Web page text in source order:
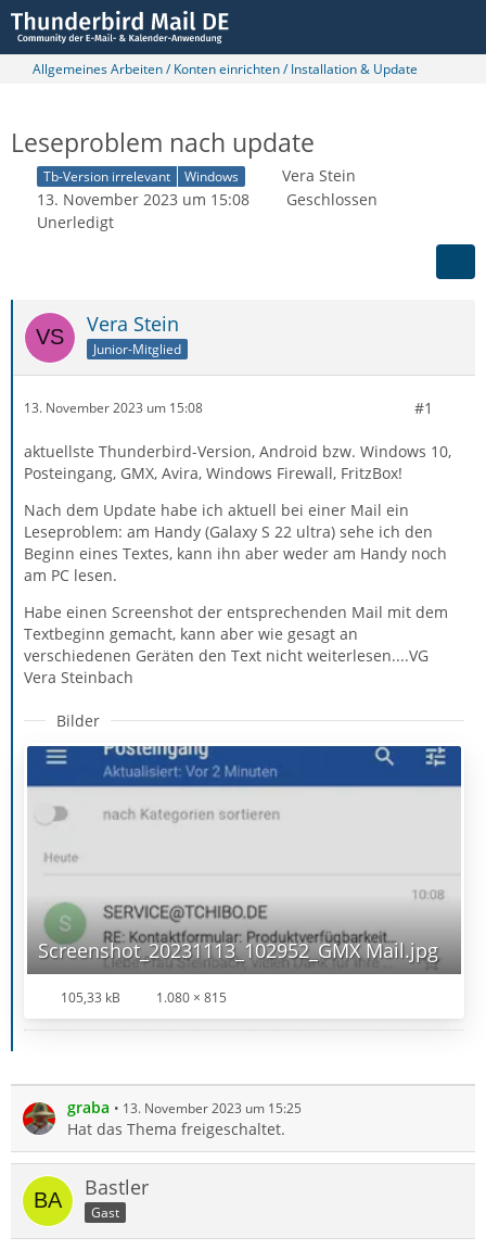
Allgemeines Arbeiten / Konten einrichten / Installation & Update
Leseproblem nach update
Tb-Version irrelevant Windows
Vera Stein
13. November 2023 um 15:08
Geschlossen
Unerledigt
Vera Stein
Junior-Mitglied
13. November 2023 um 15:08 #1
aktuellste Thunderbird-Version, Android bzw. Windows 10,
Posteingang, GMX, Avira, Windows Firewall, FritzBox!
Nach dem Update habe ich aktuell bei einer Mail ein
Leseproblem: am Handy (Galaxy S 22 ultra) sehe ich den
Beginn eines Textes, kann ihn aber weder am Handy noch
am PC lesen.
Habe einen Screenshot der entsprechenden Mail mit dem
Textbeginn gemacht, kann aber wie gesagt an
verschiedenen Geräten den Text nicht weiterlesen....VG
Vera Steinbach
Bilder
Screenshot_20231113_102952_GMX Mail.jpg
105,33 kB 1.080 × 815
graba 13. November 2023 um 15:25
Hat das Thema freigeschaltet.
Bastler
Gast